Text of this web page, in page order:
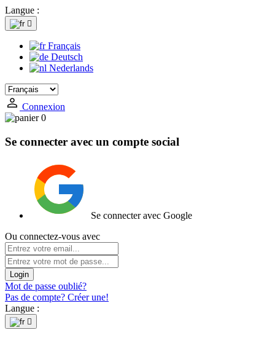
Langue :

Français
Deutsch
Nederlands
Connexion
0
Se connecter avec un compte social
Se connecter avec Google
Ou connectez-vous avec
Login
Mot de passe oublié?
Pas de compte? Créer une!
Langue :
